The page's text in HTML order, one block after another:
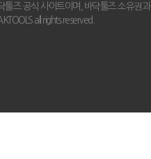
툴즈 공식 사이트이며, 바닥툴즈 소유권
all rights reserved.